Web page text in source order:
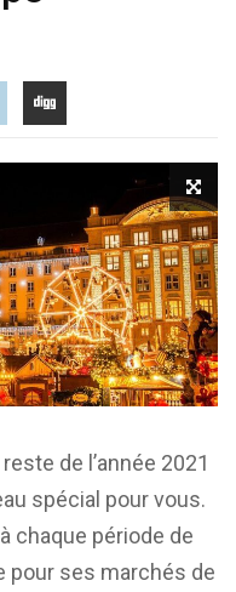
de l’année 2021
spécial pour vous.
chaque période de
pour ses marchés de